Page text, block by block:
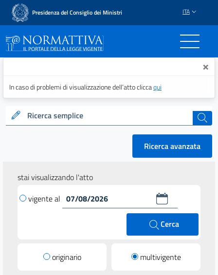
Presidenza del Consiglio dei Ministri ITA
Normattiva - Il portale ×
In caso di problemi di visualizzazione dell’atto cliccaqui
Ricerca semplice cerca
Ricerca avanzata
stai visualizzando l'atto
vigente al
Cerca
originario multivigente